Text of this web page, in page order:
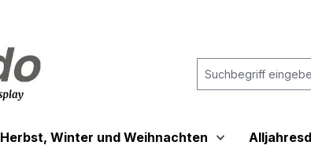
Herbst, Winter und Weihnachten